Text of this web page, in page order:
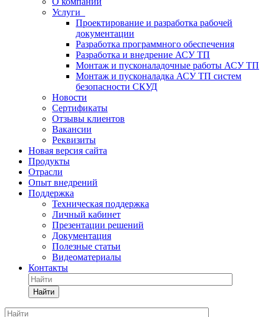
Услуги
Проектирование и разработка рабочей
документации
Разработка программного обеспечения
Разработка и внедрение АСУ ТП
Монтаж и пусконаладочные работы АСУ ТП
Монтаж и пусконаладка АСУ ТП систем
безопасности СКУД
Новости
Сертификаты
Отзывы клиентов
Вакансии
Реквизиты
Новая версия сайта
Продукты
Отрасли
Опыт внедрений
Поддержка
Техническая поддержка
Личный кабинет
Презентации решений
Документация
Полезные статьи
Видеоматериалы
Контакты
Найти